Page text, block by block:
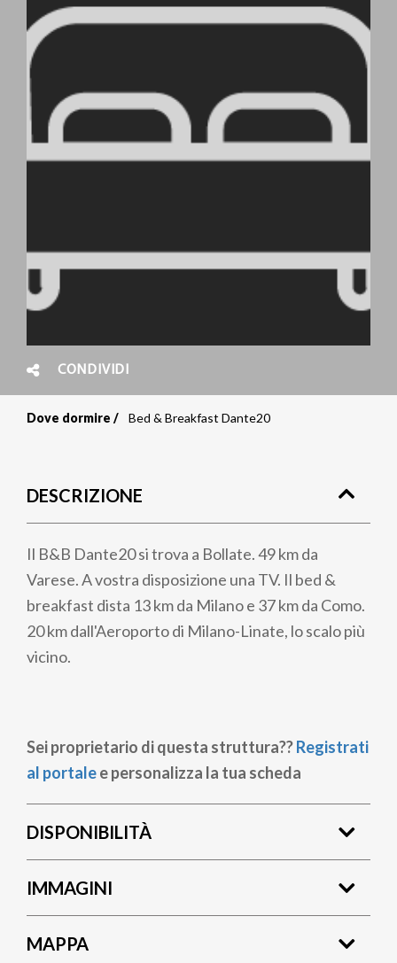
CONDIVIDI
pane
Dove dormire Bed & Breakfast Dante20
DESCRIZIONE
Il B&B Dante20 si trova a Bollate. 49 km da
Varese. A vostra disposizione una TV. Il bed &
breakfast dista 13 km da Milano e 37 km da Como.
20 km dall'Aeroporto di Milano-Linate, lo scalo più
vicino.
Sei proprietario di questa struttura??Registrati
al portalee personalizza la tua scheda
DISPONIBILITÀ
IMMAGINI
MAPPA